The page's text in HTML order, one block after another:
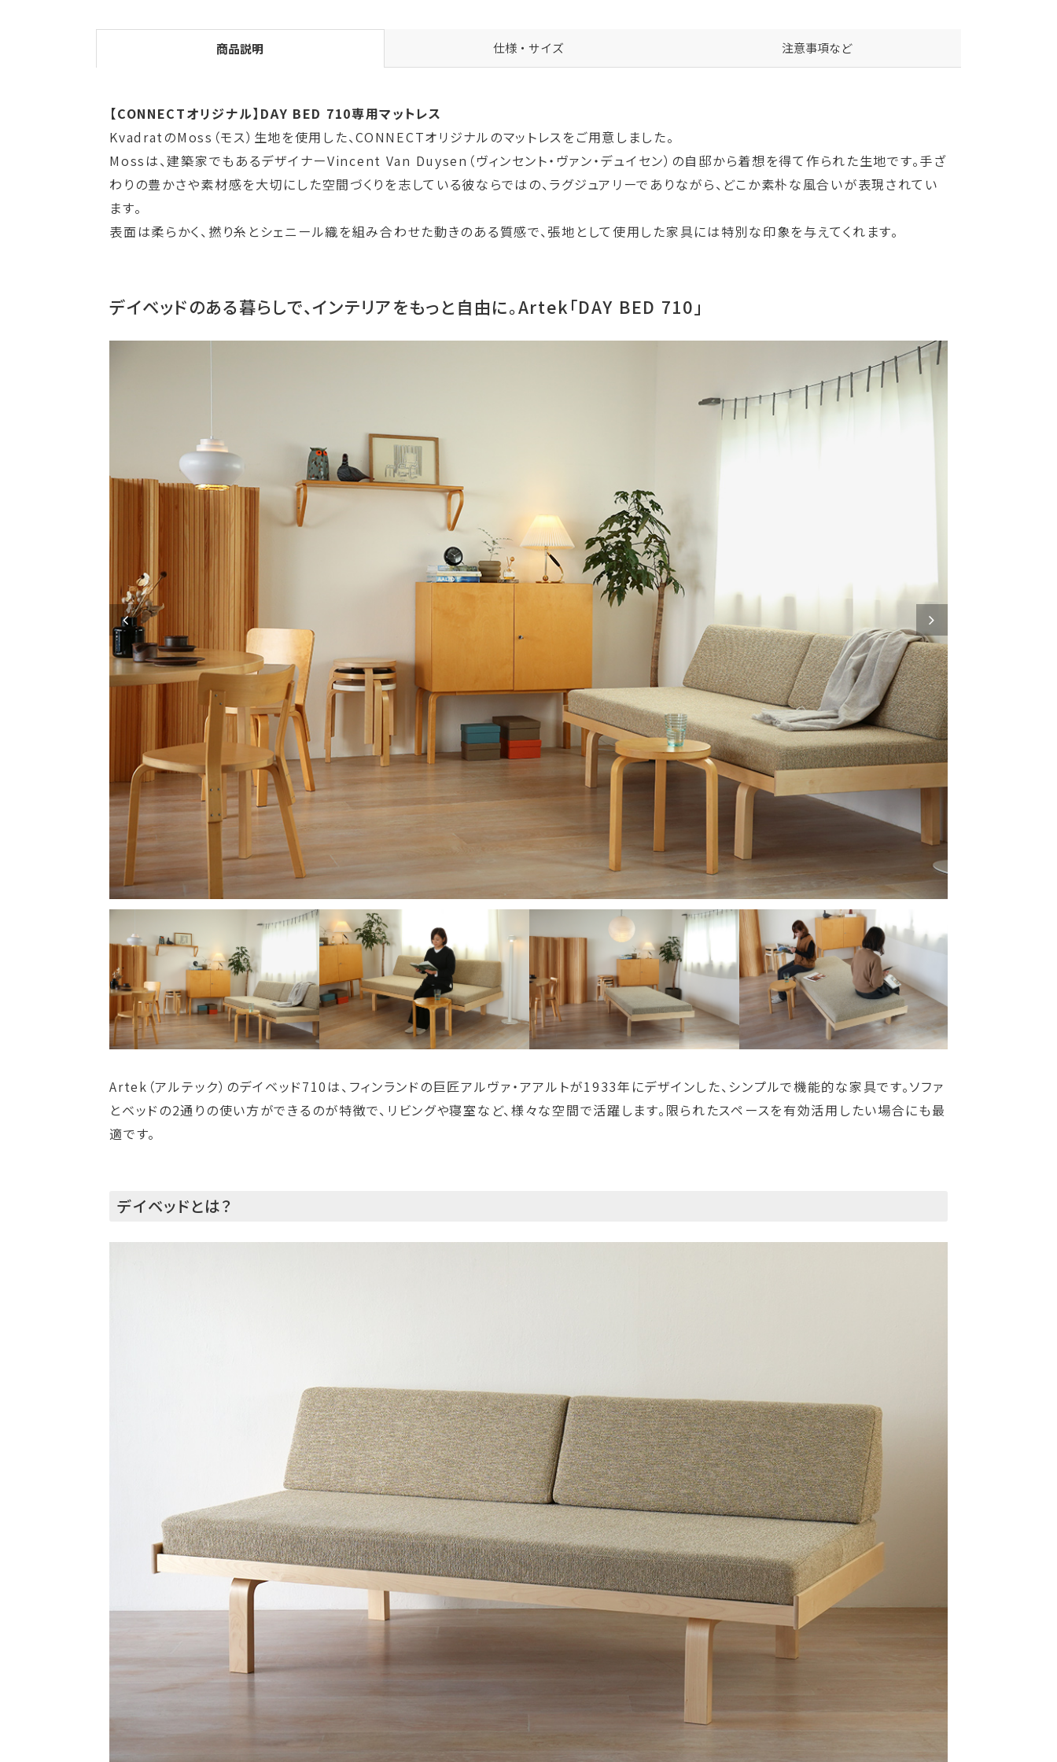
商品説明 仕様・サイズ 注意事項など
【CONNECTオリジナル】DAY BED 710専用マットレス
KvadratのMoss（モス）生地を使用した、CONNECTオリジナルのマットレスをご用意しました。
Mossは、建築家でもあるデザイナーVincent Van Duysen（ヴィンセント・ヴァン・デュイセン）の自邸から着想を得て作られた生地です。手ざ
わりの豊かさや素材感を大切にした空間づくりを志している彼ならではの、ラグジュアリーでありながら、どこか素朴な風合いが表現されてい
ます。
表面は柔らかく、撚り糸とシェニール織を組み合わせた動きのある質感で、張地として使用した家具には特別な印象を与えてくれます。
デイベッドのある暮らしで、インテリアをもっと自由に。Artek「DAY BED 710」
Artek（アルテック）のデイベッド710は、フィンランドの巨匠アルヴァ・アアルトが1933年にデザインした、シンプルで機能的な家具です。ソファ
とベッドの2通りの使い方ができるのが特徴で、リビングや寝室など、様々な空間で活躍します。限られたスペースを有効活用したい場合にも最
適です。
デイベッドとは？